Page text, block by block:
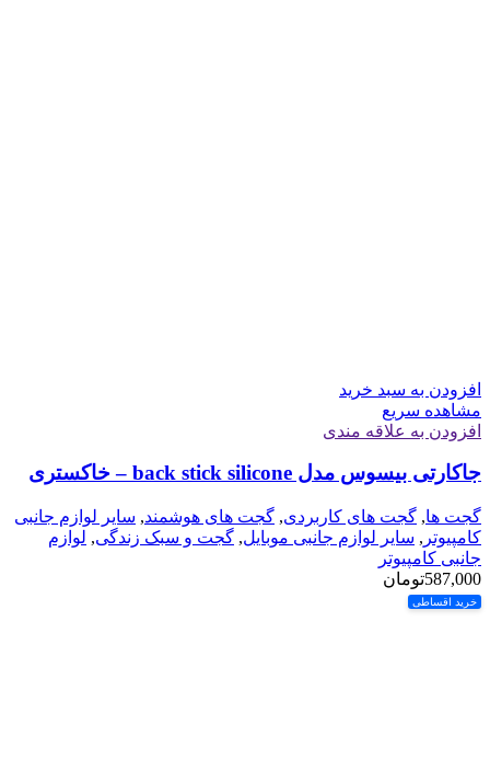
افزودن به سبد خرید
مشاهده سریع
افزودن به علاقه مندی
جاکارتی بیسوس مدل back stick silicone – خاکستری
گجت ها, گجت های کاربردی, گجت های هوشمند, سایر لوازم جانبی
کامپیوتر , سایر لوازم جانبی موبایل, گجت و سبک زندگی, لوازم
جانبی کامپیوتر
587,000تومان
خرید اقساطی